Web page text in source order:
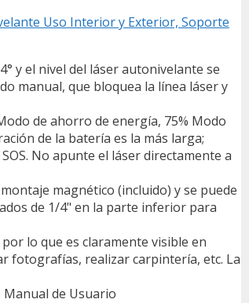
Uso Interior y Exterior, Soporte
y el nivel del láser autonivelante se
manual, que bloquea la línea láser y
de ahorro de energía, 75% Modo
de la batería es la más larga;
No apunte el láser directamente a
magnético (incluido) y se puede
de 1/4" en la parte inferior para
lo que es claramente visible en
fotografías, realizar carpintería, etc. La
Manual de Usuario